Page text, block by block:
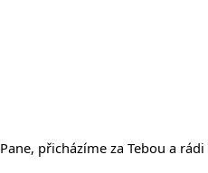
Pane, přicházíme za Tebou a